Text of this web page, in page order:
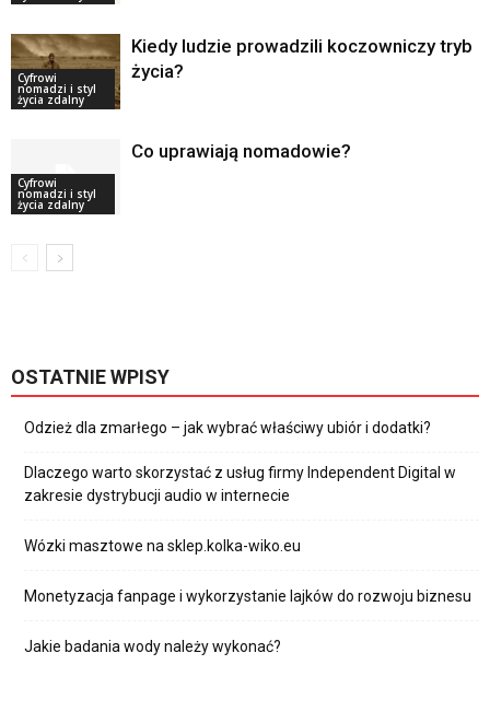
Cyfrowi
nomadzi i styl
życia zdalny
Kiedy ludzie prowadzili koczowniczy tryb
życia?
Cyfrowi
nomadzi i styl
życia zdalny
Co uprawiają nomadowie?
OSTATNIE WPISY
Odzież dla zmarłego – jak wybrać właściwy ubiór i dodatki?
Dlaczego warto skorzystać z usług firmy Independent Digital w
zakresie dystrybucji audio w internecie
Wózki masztowe na sklep.kolka-wiko.eu
Monetyzacja fanpage i wykorzystanie lajków do rozwoju biznesu
Jakie badania wody należy wykonać?